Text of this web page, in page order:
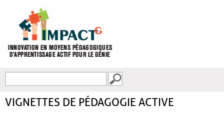
FORMULAIRE DE
VIGNETTES DE PÉDAGOGIE ACTIVE